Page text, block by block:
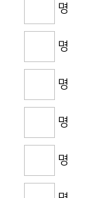
명
명
명
명
명